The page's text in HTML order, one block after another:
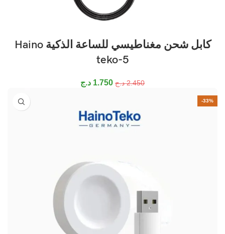
كابل شحن مغناطيسي للساعة الذكية Haino
teko-5
2.450 د.ج 1.750 د.ج
-33%